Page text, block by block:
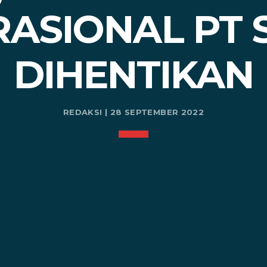
PT
DIHENTIKAN
REDAKSI | 28 SEPTEMBER 2022